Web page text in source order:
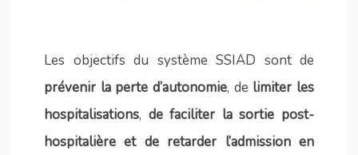
Les objectifs du système SSIAD sont de
prévenir la perte d’autonomie, de limiter les
hospitalisations, de faciliter la sortie post-
hospitalière et de retarder l’admission en